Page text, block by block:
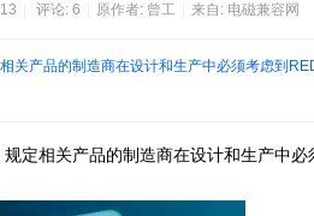
评论: 6 原作者: 曾工 来自: 电磁兼容网
产品的制造商在设计和生产中必须考虑到
定相关产品的制造商在设计和生产中